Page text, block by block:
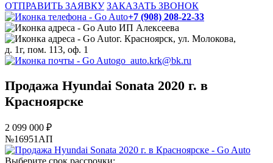
ОТПРАВИТЬ ЗАЯВКУ ЗАКАЗАТЬ ЗВОНОК
+7 (908) 208-22-33
ИП Алексеева
г. Красноярск, ул. Молокова,
д. 1г, пом. 113, оф. 1
go_auto.krk@bk.ru
Продажа Hyundai Sonata 2020 г. в
Красноярске
2 099 000 ₽
№16951АП
Выберите срок рассрочки: